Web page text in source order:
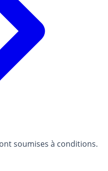
soumises à conditions.